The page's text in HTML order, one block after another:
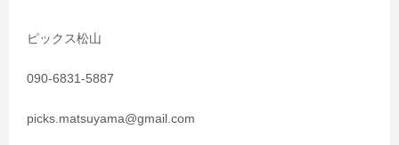
ピックス松山
090-6831-5887
picks.matsuyama@gmail.com